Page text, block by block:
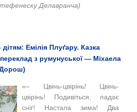
Делавранча)
Емілія Плуґару. Казка
з румунуської — Міхаела
«‒ Цвінь-цвірінь! Цвінь-
цвірінь! Подивіться, падає
сніг! Настала зима! Два